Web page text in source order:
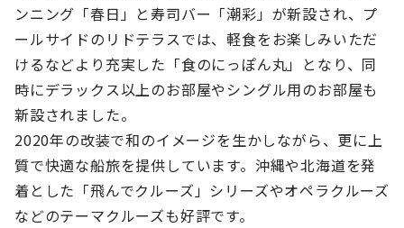
ンニング「春日」と寿司バー「潮彩」が新設され、プ
ールサイドのリドテラスでは、軽食をお楽しみいただ
けるなどより充実した「食のにっぽん丸」となり、同
時にデラックス以上のお部屋やシングル用のお部屋も
新設されました。
2020年の改装で和のイメージを生かしながら、更に上
質で快適な船旅を提供しています。沖縄や北海道を発
着とした「飛んでクルーズ」シリーズやオペラクルーズ
などのテーマクルーズも好評です。